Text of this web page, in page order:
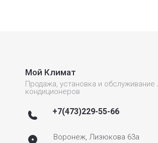
Мой Климат
Продажа, установка и
кондиционеров
+7(473)229-55-66
Воронеж, Лизюкова 63а